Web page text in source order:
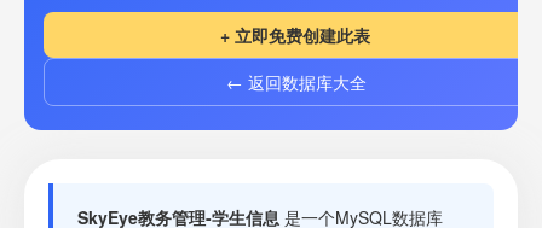
套餐
+ 立即免费创建此表
← 返回数据库大全
SkyEye教务管理-学生信息 是一个MySQL数据库